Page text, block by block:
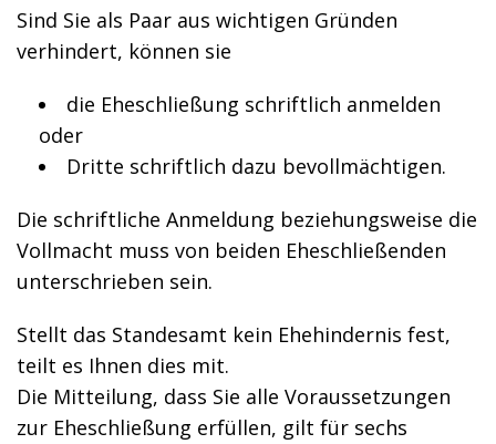
Sind Sie als Paar aus wichtigen Gründen
verhindert, können sie
die Eheschließung schriftlich anmelden
oder
Dritte schriftlich dazu bevollmächtigen.
Die schriftliche Anmeldung beziehungsweise die
Vollmacht muss von beiden Eheschließenden
unterschrieben sein.
Stellt das Standesamt kein Ehehindernis fest,
teilt es Ihnen dies mit.
Die Mitteilung, dass Sie alle Voraussetzungen
zur Eheschließung erfüllen, gilt für sechs